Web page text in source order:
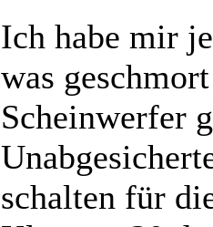
Ich habe mir
was
Scheinwerfer
schalten für